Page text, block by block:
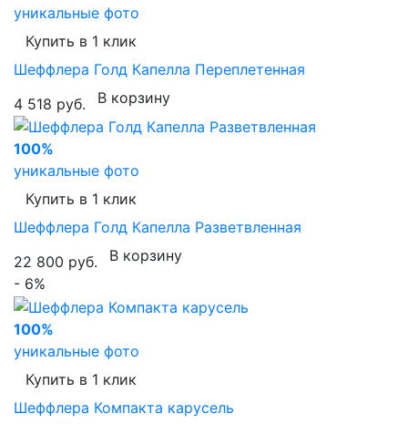
уникальные фото
Купить в 1 клик
Шеффлера Голд Капелла Переплетенная
4 518 руб.
В корзину
100%
уникальные фото
Купить в 1 клик
Шеффлера Голд Капелла Разветвленная
22 800 руб.
В корзину
- 6%
100%
уникальные фото
Купить в 1 клик
Шеффлера Компакта карусель